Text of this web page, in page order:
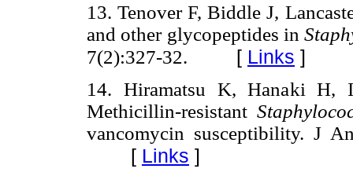
13. Tenover F, Biddle J,
and other glycopeptides in
7(2):327-32.
[ Links ]
14. Hiramatsu K, Hanaki H,
Methicillin-resistant
vancomycin susceptibility. J
[ Links ]